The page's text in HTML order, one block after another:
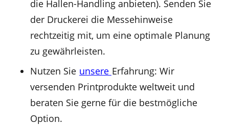
die Hallen-Handling anbieten). Senden Sie
der Druckerei die Messehinweise
rechtzeitig mit, um eine optimale Planung
zu gewährleisten.
Nutzen Sie unsere Erfahrung: Wir
versenden Printprodukte weltweit und
beraten Sie gerne für die bestmögliche
Option.